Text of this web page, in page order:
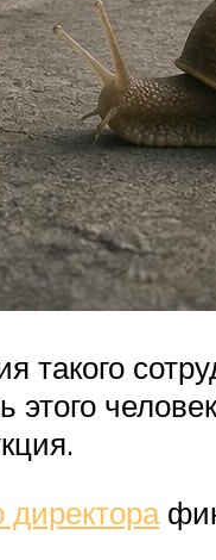
такого
этого
директора